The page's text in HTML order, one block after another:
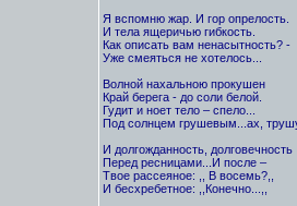
Я вспомню жар. И гор опрелость.
И тела ящеричью гибкость.
Как описать вам ненасытность? -
Уже смеяться не хотелось...
Волной нахальною прокушен
Край берега - до соли белой.
Гудит и ноет тело – спело...
Под солнцем грушевым...ах,
И долгожданность, долговечность
Перед ресницами...И после –
Твое рассеяное: ,, В восемь?,,
И бесхребетное: ,,Конечно...,,